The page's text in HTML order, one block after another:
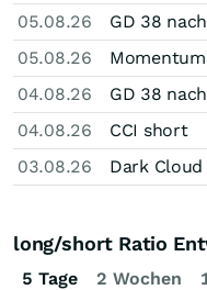
05.08.26
GD 38
05.08.26
04.08.26
GD 38
04.08.26
CCI short
03.08.26
Dark Cloud
long/short Ratio
5 Tage 2 Wochen